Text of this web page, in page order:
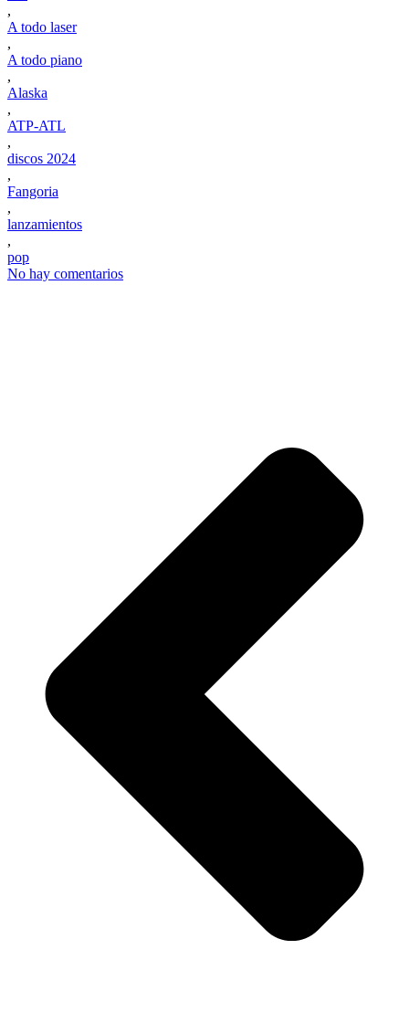
,
A todo laser
,
A todo piano
,
Alaska
,
ATP-ATL
,
discos 2024
,
Fangoria
,
lanzamientos
,
pop
No hay comentarios